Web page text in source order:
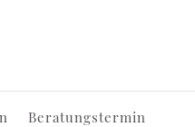
Beratungstermin